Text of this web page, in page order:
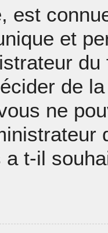
est
et
de
ne
a t-il